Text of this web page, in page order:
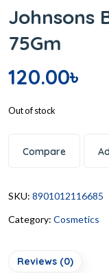
Johnsons
75Gm
120.00৳
Out of stock
Compare
SKU: 8901012116685
Category: Cosmetics
Reviews (0)